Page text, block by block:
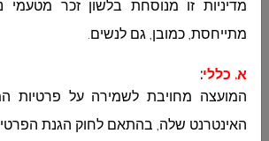
מדיניות זו מנוסחת בלשון זכר מטעמי
מתייחסת, כמובן, גם לנשים.
א. כללי:
המועצה מחויבת לשמירה על פרטיות
האינטרנט שלה, בהתאם לחוק הגנת הפרטיות